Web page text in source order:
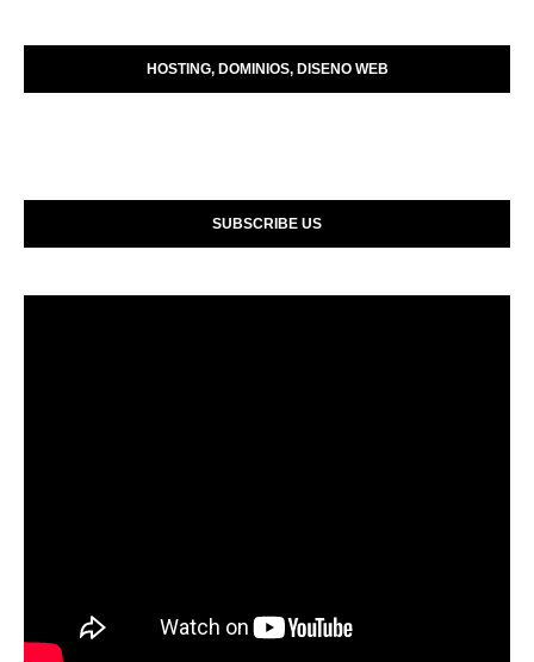
HOSTING, DOMINIOS, DISENO WEB
SUBSCRIBE US